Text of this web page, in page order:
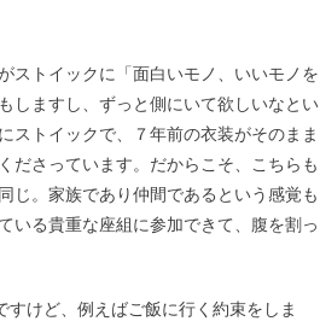
ストイックに「面白いモノ、いいモノを
しますし、ずっと側にいて欲しいなとい
ストイックで、７年前の衣装がそのまま
ださっています。だからこそ、こちらも
じ。家族であり仲間であるという感覚も
いる貴重な座組に参加できて、腹を割っ
けど、例えばご飯に行く約束をしま